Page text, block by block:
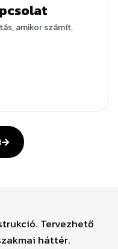
amikor számít.
Tervezhető
háttér.